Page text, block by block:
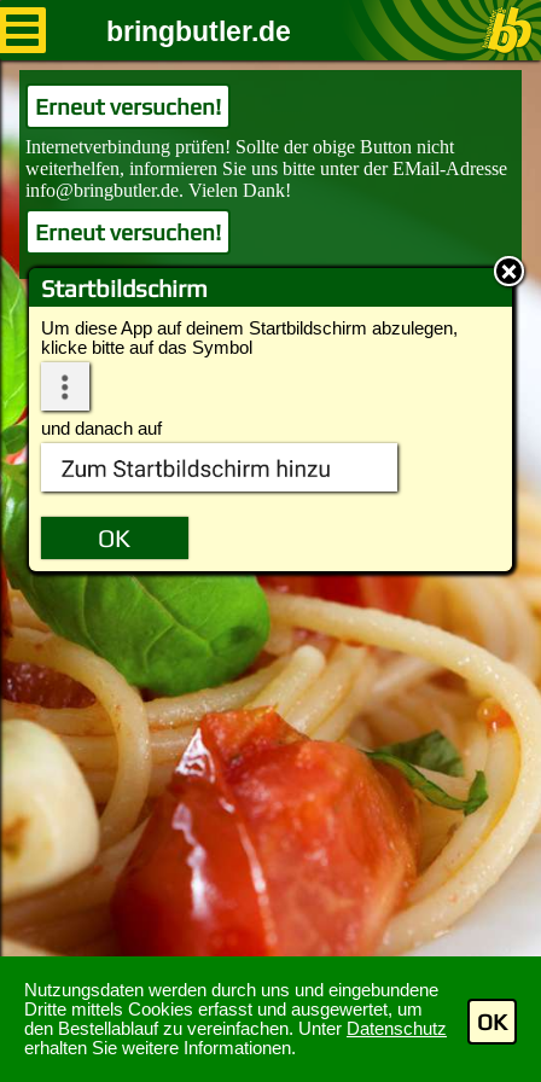
Nutzungsdaten werden durch uns und eingebundene
Dritte mittels Cookies erfasst und ausgewertet, um
den Bestellablauf zu vereinfachen. Unter Datenschutz
erhalten Sie weitere Informationen.
OK
Startbildschirm
Um diese App auf deinem Startbildschirm abzulegen,
klicke bitte auf das Symbol
und danach auf
bringbutler.de
Erneut versuchen!
Erneut versuchen!